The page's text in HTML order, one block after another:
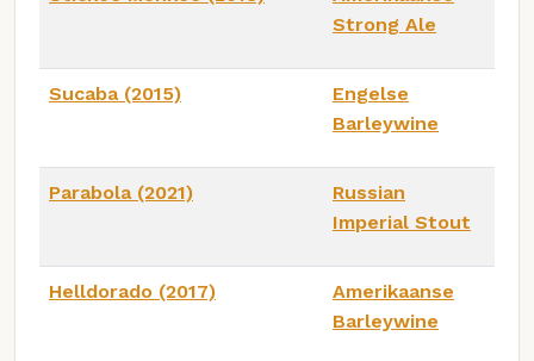
Strong Ale
Sucaba (2015)
Engelse
Barleywine
Parabola (2021)
Russian
Imperial Stout
Helldorado (2017)
Amerikaanse
Barleywine